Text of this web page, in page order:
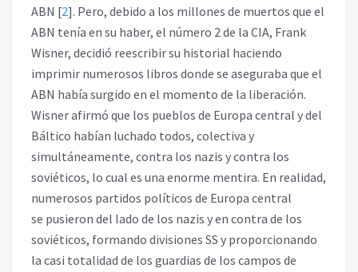
ABN [2]. Pero, debido a los millones de muertos que el
ABN tenía en su haber, el número 2 de la CIA, Frank
Wisner, decidió reescribir su historial haciendo
imprimir numerosos libros donde se aseguraba que el
ABN había surgido en el momento de la liberación.
Wisner afirmó que los pueblos de Europa central y del
Báltico habían luchado todos, colectiva y
simultáneamente, contra los nazis y contra los
soviéticos, lo cual es una enorme mentira. En realidad,
numerosos partidos políticos de Europa central
se pusieron del lado de los nazis y en contra de los
soviéticos, formando divisiones SS y proporcionando
la casi totalidad de los guardias de los campos de